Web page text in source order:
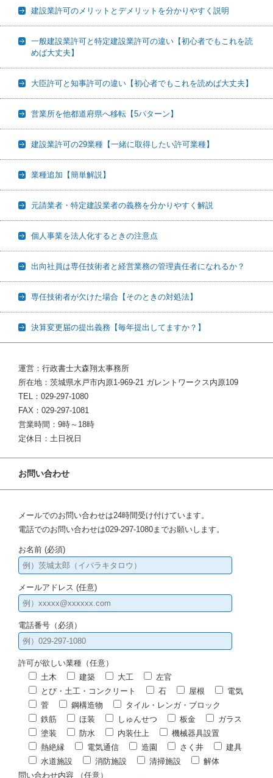
建設業許可のメリットとデメリットを分かりやすく説明
一般建設業許可と特定建設業許可の違い【初心者でもこれを読
めば大丈夫】
大臣許可と知事許可の違い【初心者でもこれを読めば大丈夫】
営業所を他都道府県へ移転【5パターン】
建設業許可の29業種【一緒に取得したい許可業種】
業種追加【簡単解説】
元請業者・特定建設業者の義務を分かりやすく解説
個人事業を法人化するときの注意点
出向社員は専任技術者と経営業務の管理責任者になれるか？
専任技術者が欠けた場合【そのときの対処法】
決算変更届の提出義務【毎年提出してますか？】
運営：行政書士大森翔太事務所
所在地：茨城県水戸市内原1-969-21 ガレントワークス内原109
TEL：029-297-1080
FAX：029-297-1081
営業時間：9時～18時
定休日：土日祝日
お問い合わせ
メールでのお問い合わせは24時間受け付けています。
電話でのお問い合わせは029-297-1080までお願いします。
お名前 (必須)
メールアドレス (任意)
電話番号（必須）
許可が欲しい業種（任意）
土木
建築 大工
左官
とび・土工・コンクリート
石 屋根
電気
菅
鋼構造物
タイル・レンガ・ブロック
鉄筋
ほ装 しゅんせつ 板金
ガラス
塗装
防水 内装仕上
機械器具設置
熱絶縁
電気通信 造園 さく井
建具
水道施設
消防施設 清掃施設
解体
問い合わせ内容 （任意）